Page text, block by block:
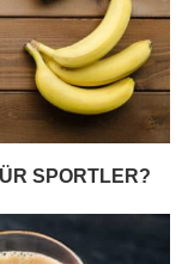
SPORTLER?